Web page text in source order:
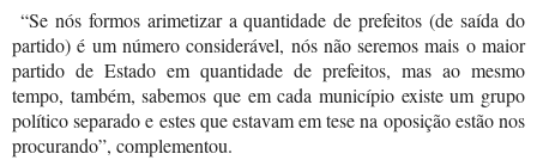
“Se nós formos arimetizar a quantidade de prefeitos (de saída do
partido) é um número considerável, nós não seremos mais o maior
partido de Estado em quantidade de prefeitos, mas ao mesmo
tempo, também, sabemos que em cada município existe um grupo
político separado e estes que estavam em tese na oposição estão nos
procurando”, complementou.